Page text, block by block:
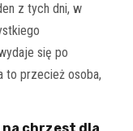
z tych dni, w
się po
to przecież osoba,